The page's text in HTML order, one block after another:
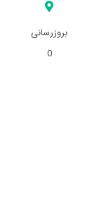
بروزرسانی
0